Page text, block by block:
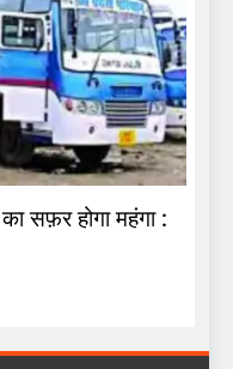
सफ़र होगा महंगा :